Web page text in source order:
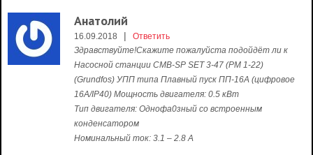
Анатолий
16.09.2018 |
Ответить
Здравствуйте!Скажите пожалуйста подойдёт ли к
Насосной станции CMB-SP SET 3-47 (PM 1-22)
(Grundfos) УПП типа Плавный пуск ПП-16А (цифровое
16А/IP40) Мощность двигателя: 0.5 кВт
Тип двигателя: Однофа0зный со встроенным
конденсатором
Номинальный ток: 3.1 – 2.8 А